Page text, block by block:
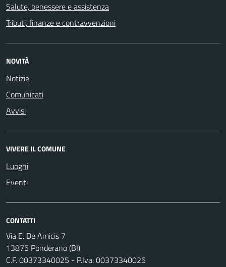
Salute, benessere e assistenza
Tributi, finanze e contravvenzioni
NOVITÀ
Notizie
Comunicati
Avvisi
VIVERE IL COMUNE
Luoghi
Eventi
CONTATTI
Via E. De Amicis 7
13875 Ponderano (BI)
C.F. 00373340025 - P.Iva: 00373340025